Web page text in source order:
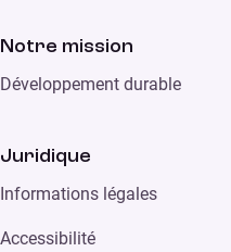
Notre mission
Développement durable
Juridique
Informations légales
Accessibilité